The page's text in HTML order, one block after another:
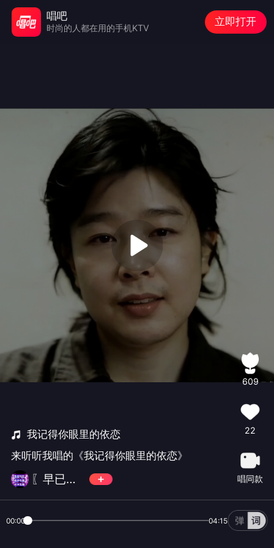
我记得你眼里的依恋
来听听我唱的《我记得你眼里的依恋》
〖早已习惯〗不收礼不还礼
609
22
唱同款
00:00 04:15
唱吧
时尚的人都在用的手机KTV
立即打开